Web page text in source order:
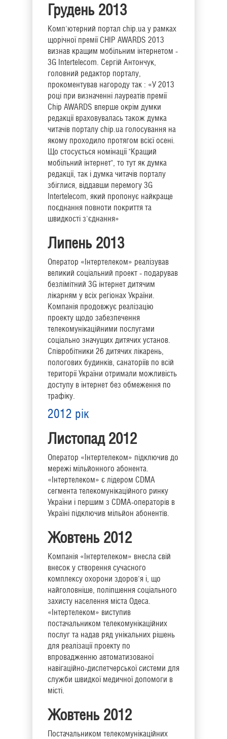
Грудень 2013
Комп'ютерний портал chip.ua у рамках
щорічної премії CHIP AWARDS 2013
визнав кращим мобільним інтернетом -
3G Intertelecom. Сергій Антончук,
головний редактор порталу,
прокоментував нагороду так : «У 2013
році при визначенні лауреатів премії
Chip AWARDS вперше окрім думки
редакції враховувалась також думка
читачів порталу chip.ua голосування на
якому проходило протягом всієї осені.
Що стосується номінації "Кращий
мобільний інтернет", то тут як думка
редакції, так і думка читачів порталу
збіглися, віддавши перемогу 3G
Intertelecom, який пропонує найкраще
поєднання повноти покриття та
швидкості з'єднання»
Липень 2013
Оператор «Інтертелеком» реалізував
великий соціальний проект - подарував
безлімітний 3G інтернет дитячим
лікарням у всіх регіонах України.
Компанія продовжує реалізацію
проекту щодо забезпечення
телекомунікаційними послугами
соціально значущих дитячих установ.
Співробітники 26 дитячих лікарень,
пологових будинків, санаторіїв по всій
території України отримали можливість
доступу в інтернет без обмеження по
трафіку.
2012 рік
Листопад 2012
Оператор «Інтертелеком» підключив до
мережі мільйонного абонента.
«Інтертелеком» є лідером CDMA
сегмента телекомунікаційного ринку
України і першим з CDMA-операторів в
Україні підключив мільйон абонентів.
Жовтень 2012
Компанія «Інтертелеком» внесла свій
внесок у створення сучасного
комплексу охорони здоров'я і, що
найголовніше, поліпшення соціального
захисту населення міста Одеса.
«Інтертелеком» виступив
постачальником телекомунікаційних
послуг та надав ряд унікальних рішень
для реалізації проекту по
впровадженню автоматизованої
навігаційно-диспетчерської системи для
служби швидкої медичної допомоги в
місті.
Жовтень 2012
Постачальником телекомунікаційних